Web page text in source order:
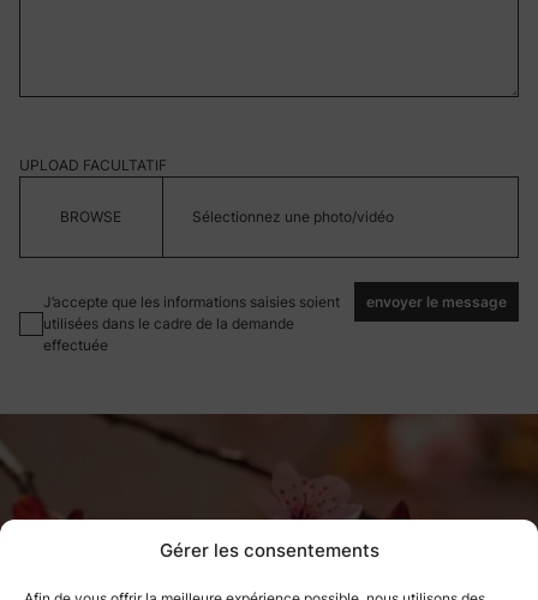
Gérer les consentements
Étape1sur3
QUEL TYPE AURIEZ-VOUS SOUHAITÉ ?
UPLOAD FACULTATIF
Sélectionnez une photo/vidéo
J’accepte que les informations saisies soient
utilisées dans le cadre de la demande
effectuée
envoyer le message